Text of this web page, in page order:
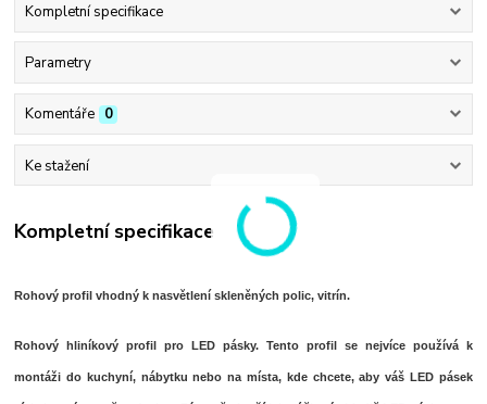
Kompletní specifikace
Parametry
Komentáře 0
Ke stažení
Kompletní specifikace
Rohový profil vhodný k nasvětlení skleněných polic, vitrín.
Rohový hliníkový profil pro LED pásky. Tento profil se nejvíce používá k
montáži do kuchyní, nábytku nebo na místa, kde chcete, aby váš LED pásek